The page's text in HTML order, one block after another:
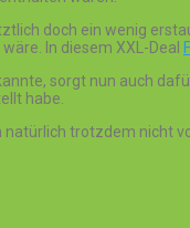
doch ein wenig
In diesem XXL-Deal
sorgt nun auch
habe.
trotzdem nicht